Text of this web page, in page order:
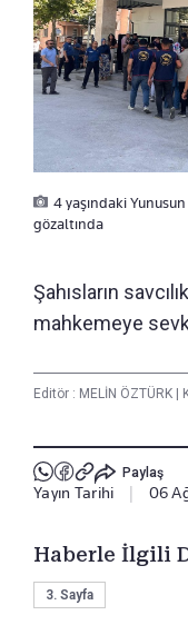
4 yaşındaki
gözaltında
Şahısların
mahkemeye
Editör : MELİN ÖZTÜRK |
Paylaş
Yayın Tarihi 06
Haberle İlgili
3. Sayfa